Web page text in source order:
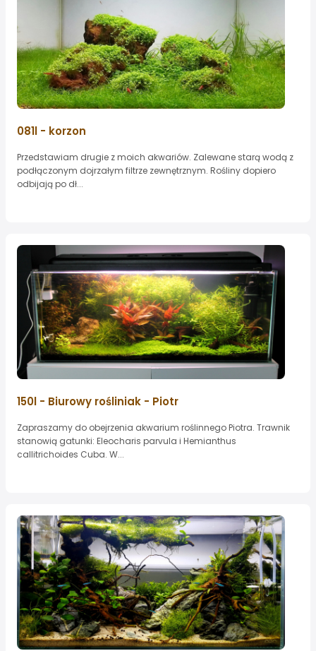
081l - korzon
Przedstawiam drugie z moich akwariów. Zalewane starą wodą z
podłączonym dojrzałym filtrze zewnętrznym. Rośliny dopiero
odbijają po dł...
150l - Biurowy rośliniak - Piotr
Zapraszamy do obejrzenia akwarium roślinnego Piotra. Trawnik
stanowią gatunki: Eleocharis parvula i Hemianthus
callitrichoides Cuba. W...